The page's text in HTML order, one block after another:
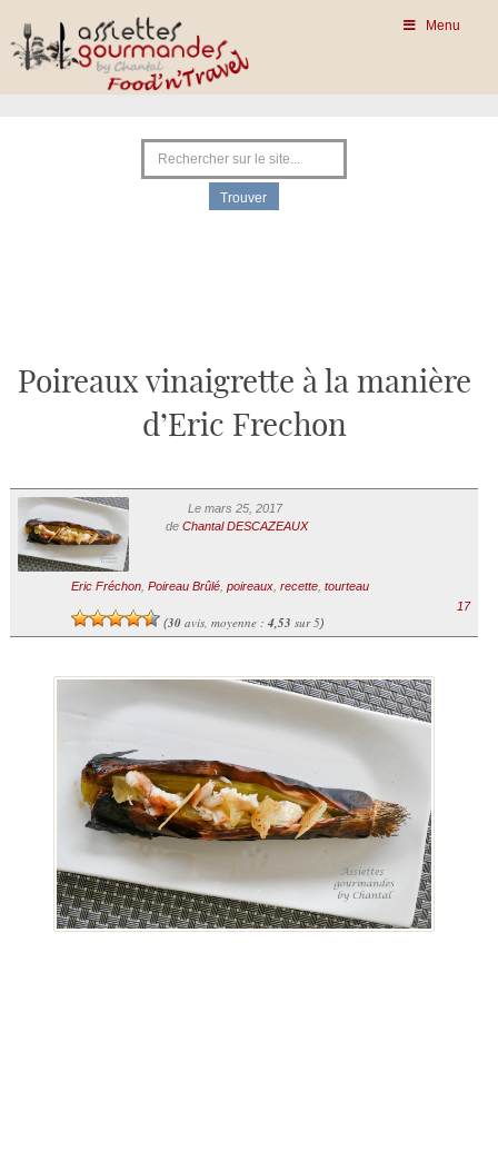
Menu
Poireaux vinaigrette à la manière
d’Eric Frechon
Le mars 25, 2017
de Chantal DESCAZEAUX
Eric Fréchon, Poireau Brûlé, poireaux, recette, tourteau
(30avis, moyenne : 4,53 sur 5)
17